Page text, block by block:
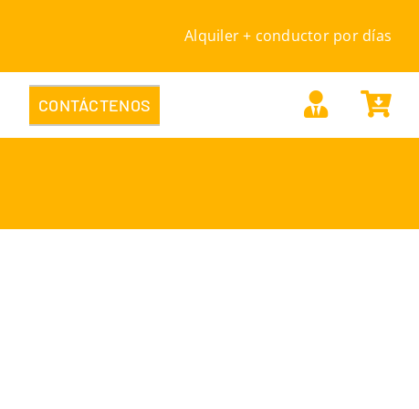
Alquiler + conductor por días
CONTÁCTENOS